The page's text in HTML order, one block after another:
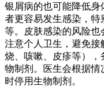
银屑病的也可能降低身
者更容易发生感染，
等。皮肤感染的风险
注意个人卫生，避免
烧、咳嗽、皮疹等）
物制剂。医生会根据
时停用生物制剂。